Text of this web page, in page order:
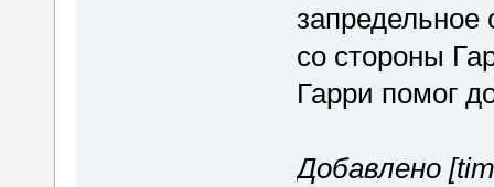
запредельное
со стороны
Гарри помог
Добавлено